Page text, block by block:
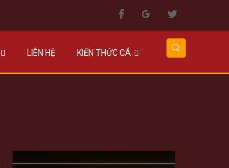
LIÊN HỆ KIẾN THỨC CÁ